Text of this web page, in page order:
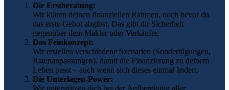
Die Erstberatung:
Wir klären deinen finanziellen Rahmen, noch bevor du
das erste Gebot abgibst. Das gibt dir Sicherheit
gegenüber dem Makler oder Verkäufer.
Das Feinkonzept:
Wir erstellen verschiedene Szenarien (Sondertilgungen,
Ratenanpassungen), damit die Finanzierung zu deinem
Leben passt – auch wenn sich dieses einmal ändert.
Die Unterlagen-Power:
Wir unterstützen dich bei der Aufbereitung aller